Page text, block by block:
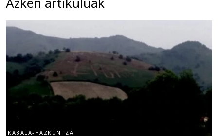
KABALA-HAZKUNTZA